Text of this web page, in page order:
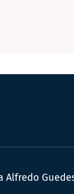
Alfredo